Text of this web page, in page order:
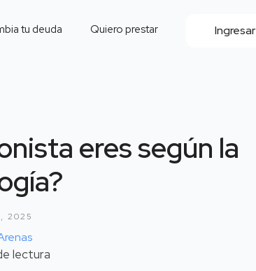
tu deuda Quiero prestar Ingresar
eres según la
2025
lectura